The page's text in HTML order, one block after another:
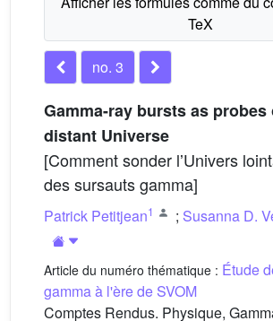
no. 3
Gamma-ray bursts as probes
distant Universe
[Comment sonder lʼUnivers
des sursauts gamma]
Patrick Petitjean1 ; Susanna D.
Article du numéro thématique : Étude
gamma à l'ère de SVOM
Comptes Rendus. Physique,